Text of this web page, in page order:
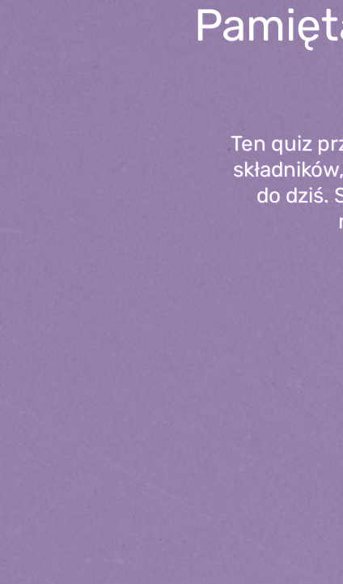
Ten quiz
do dziś.